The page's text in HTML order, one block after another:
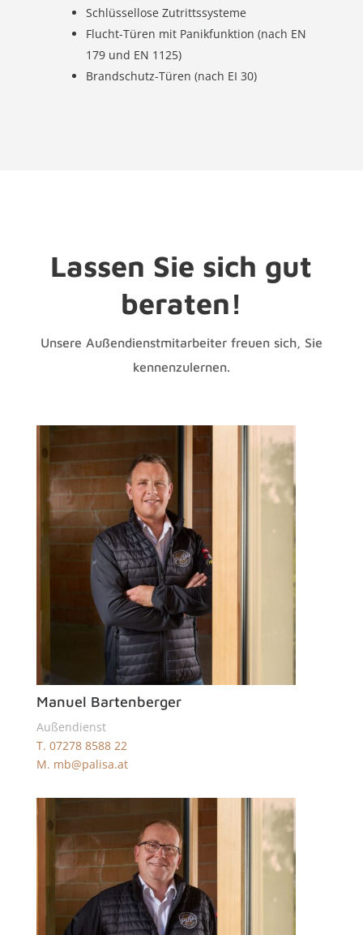
Schlüssellose Zutrittssysteme
Flucht-Türen mit Panikfunktion (nach EN
179 und EN 1125)
Brandschutz-Türen (nach EI 30)
Lassen Sie sich gut
beraten!
Unsere Außendienstmitarbeiter freuen sich, Sie
kennenzulernen.
Manuel Bartenberger
Außendienst
T. 07278 8588 22
M. mb@palisa.at